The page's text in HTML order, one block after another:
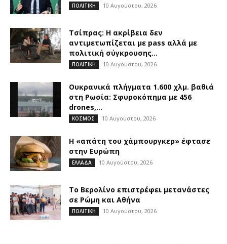
ΠΟΛΙΤΙΚΗ 10 Αυγούστου, 2026
Τσίπρας: Η ακρίβεια δεν
αντιμετωπίζεται με pass αλλά με
πολιτική σύγκρουσης...
ΠΟΛΙΤΙΚΗ 10 Αυγούστου, 2026
Ουκρανικά πλήγματα 1.600 χλμ. βαθιά
στη Ρωσία: Σφυροκόπημα με 456
drones,...
ΚΟΣΜΟΣ 10 Αυγούστου, 2026
Η «απάτη του χάμπουργκερ» έφτασε
στην Ευρώπη
ΕΛΛΑΔΑ 10 Αυγούστου, 2026
Το Βερολίνο επιστρέφει μετανάστες
σε Ρώμη και Αθήνα
ΠΟΛΙΤΙΚΗ 10 Αυγούστου, 2026